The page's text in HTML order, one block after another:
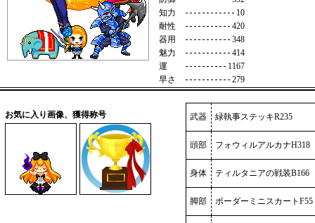
知力
10
耐性
420
器用
348
魅力
414
運
1167
早さ
279
お気に入り画像、獲得称号 武器 緑執事ステッキR235
頭部 フォウィルアルカナH318
身体 ティルタニアの戦装B166
脚部 ボーダーミニスカートF55
セフィア[いらっしゃいませ(*’-’*)ﾉ☆ ]
アフラエル[♥これからもよろしくお願いします♥ ]
[おじゃまします～(o^^o) ]
[お邪魔します＞＜これからもよろしくお願いします♪ ]